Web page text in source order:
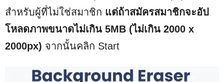
สำหรับผู้ที่ไม่ใช่สมาชิก แต่ถ้าสมัครสมาชิกจะอัป
โหลดภาพขนาดไม่เกิน 5MB (ไม่เกิน 2000 x
2000px) จากนั้นคลิก Start